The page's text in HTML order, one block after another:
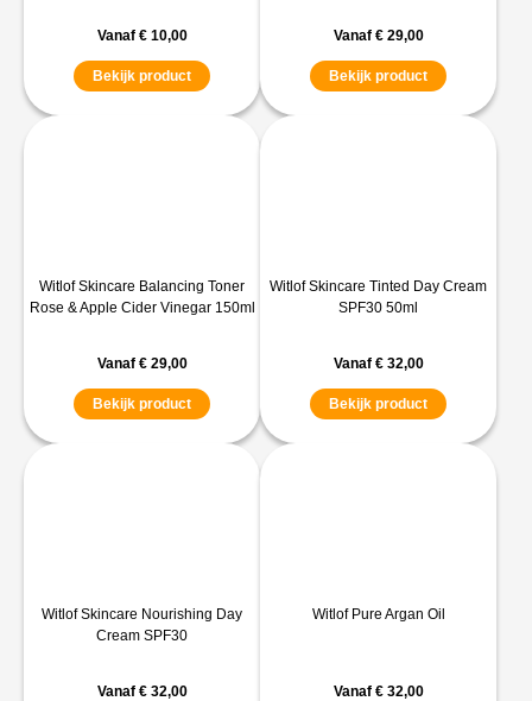
Vanaf €10,00
Bekijk product
Vanaf €29,00
Bekijk product
Witlof Skincare Balancing Toner
Rose & Apple Cider Vinegar 150ml
Vanaf €29,00
Bekijk product
Witlof Skincare Tinted Day Cream
SPF30 50ml
Vanaf €32,00
Bekijk product
Witlof Skincare Nourishing Day
Cream SPF30
Vanaf €32,00
Witlof Pure Argan Oil
Vanaf €32,00